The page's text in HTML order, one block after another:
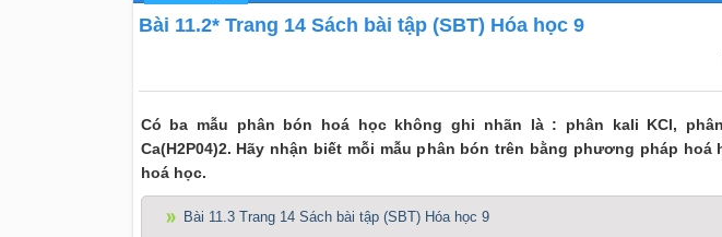
Bài 11.2* Trang 14 Sách bài tập (SBT) Hóa học 9
Có ba mẫu phân bón hoá học không ghi nhãn là : phân kali KCl,
Ca(H2P04)2. Hãy nhận biết mỗi mẫu phân bón trên bằng phương pháp
hoá học.
Bài 11.3 Trang 14 Sách bài tập (SBT) Hóa học 9